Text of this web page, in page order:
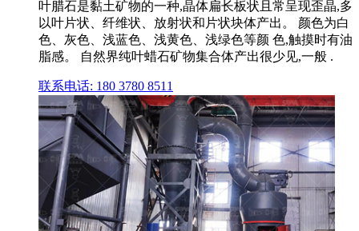
叶腊石是黏土矿物的一种,晶体扁长板状且常呈现歪晶,多
以叶片状、纤维状、放射状和片状块体产出。 颜色为白
色、灰色、浅蓝色、浅黄色、浅绿色等颜 色,触摸时有油
脂感。 自然界纯叶蜡石矿物集合体产出很少见,一般 .
联系电话: 180 3780 8511